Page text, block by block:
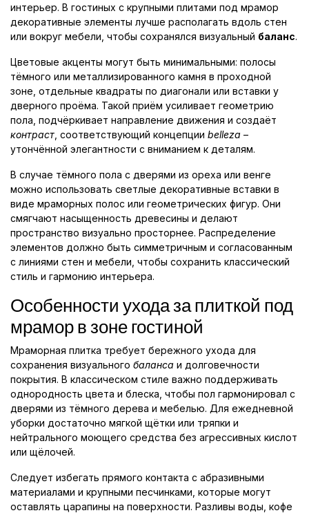
интерьер. В гостиных с крупными плитами под мрамор
декоративные элементы лучше располагать вдоль стен
или вокруг мебели, чтобы сохранялся визуальный баланс.
Цветовые акценты могут быть минимальными: полосы
тёмного или металлизированного камня в проходной
зоне, отдельные квадраты по диагонали или вставки у
дверного проёма. Такой приём усиливает геометрию
пола, подчёркивает направление движения и создаёт
контраст , соответствующий концепции belleza –
утончённой элегантности с вниманием к деталям.
В случае тёмного пола с дверями из ореха или венге
можно использовать светлые декоративные вставки в
виде мраморных полос или геометрических фигур. Они
смягчают насыщенность древесины и делают
пространство визуально просторнее. Распределение
элементов должно быть симметричным и согласованным
с линиями стен и мебели, чтобы сохранить классический
стиль и гармонию интерьера.
Особенности ухода за плиткой под
мрамор в зоне гостиной
Мраморная плитка требует бережного ухода для
сохранения визуального баланса и долговечности
покрытия. В классическом стиле важно поддерживать
однородность цвета и блеска, чтобы пол гармонировал с
дверями из тёмного дерева и мебелью. Для ежедневной
уборки достаточно мягкой щётки или тряпки и
нейтрального моющего средства без агрессивных кислот
или щёлочей.
Следует избегать прямого контакта с абразивными
материалами и крупными песчинками, которые могут
оставлять царапины на поверхности. Разливы воды, кофе